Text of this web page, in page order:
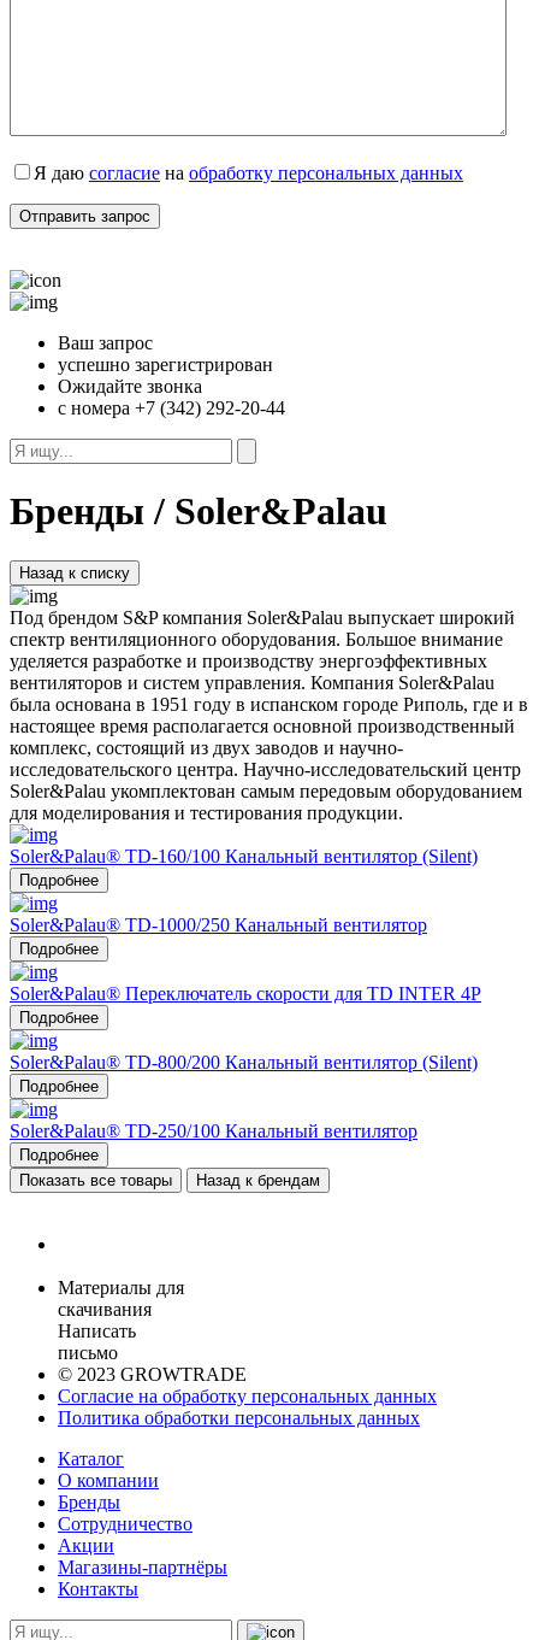
Я даю согласие на обработку персональных данных
Ваш запрос
успешно зарегистрирован
Ожидайте звонка
с номера +7 (342) 292-20-44
Бренды / Soler&Palau
Назад к списку
Под брендом S&P компания Soler&Palau выпускает широкий
спектр вентиляционного оборудования. Большое внимание
уделяется разработке и производству энергоэффективных
вентиляторов и систем управления. Компания Soler&Palau
была основана в 1951 году в испанском городе Риполь, где и в
настоящее время располагается основной производственный
комплекс, состоящий из двух заводов и научно-
исследовательского центра. Научно-исследовательский центр
Soler&Palau укомплектован самым передовым оборудованием
для моделирования и тестирования продукции.
Soler&Palau® TD-160/100 Канальный вентилятор (Silent)
Подробнее
Soler&Palau® TD-1000/250 Канальный вентилятор
Подробнее
Soler&Palau® Переключатель скорости для TD INTER 4P
Подробнее
Soler&Palau® TD-800/200 Канальный вентилятор (Silent)
Подробнее
Soler&Palau® TD-250/100 Канальный вентилятор
Подробнее
Показать все товары
Назад к брендам
Материалы для
скачивания
Написать
письмо
© 2023 GROWTRADE
Согласие на обработку персональных данных
Политика обработки персональных данных
Каталог
О компании
Бренды
Сотрудничество
Акции
Магазины-партнёры
Контакты